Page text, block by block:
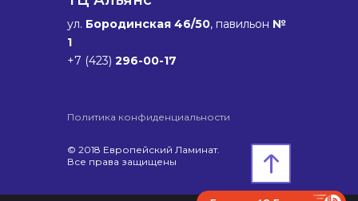
ул. Бородинская 46/50, павильон №
1
+7 (423) 296-00-17
© 2018 Европейский Ламинат.
Все права защищены
Политика конфиденциальности